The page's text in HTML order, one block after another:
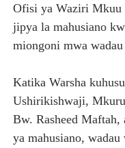
Ofisi ya Waziri Mkuu
jipya la mahusiano
miongoni mwa
Katika Warsha
Ushirikishwaji,
Bw. Rasheed Maftah,
ya mahusiano,